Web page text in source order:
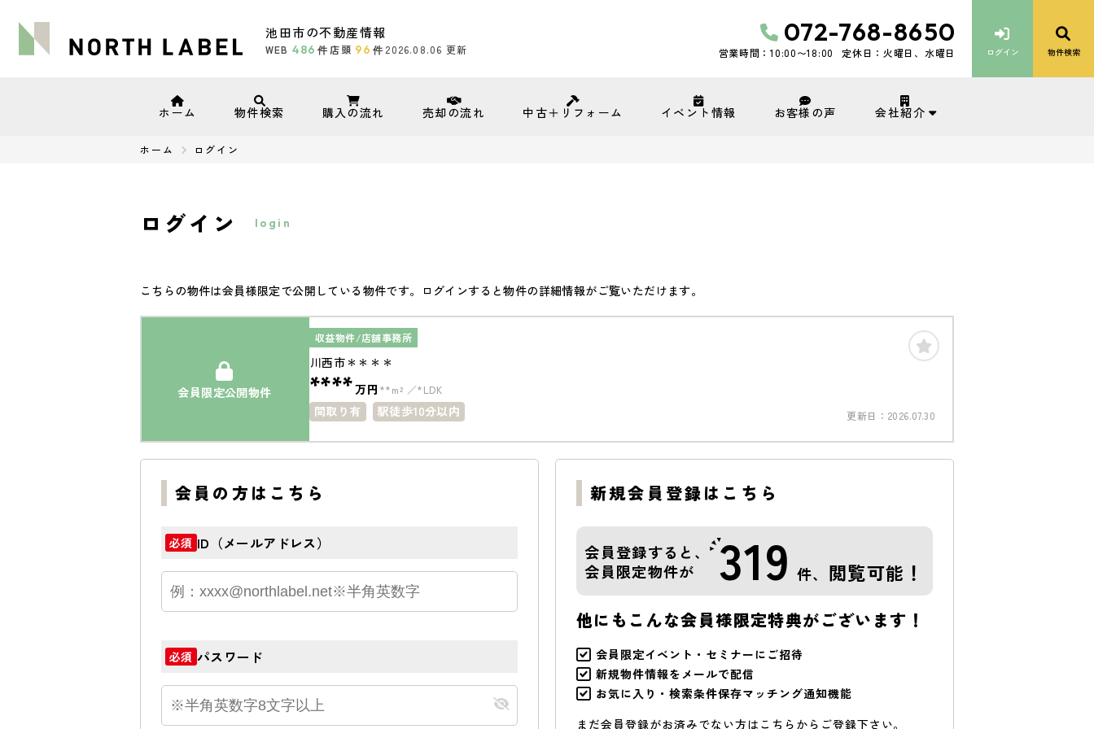
池田市の不動産情報
WEB 486 件 店頭 96 件 2026.08.06 更新
072-768-8650
営業時間：10:00〜18:00 定休日：火曜日、水曜日 ログイン 物件検索
ホーム 物件検索 購入の流れ 売却の流れ 中古＋リフォーム イベント情報 お客様の声 会社紹介
ホーム ログイン
ログイン login
こちらの物件は会員様限定で公開している物件です。ログインすると物件の詳細情報がご覧いただけます。
会員限定公開物件
収益物件/店舗事務所
川西市＊＊＊＊
****万円 **m² *LDK
間取り有 駅徒歩10分以内 更新日： 2026.07.30
会員の方はこちら
必須 ID（メールアドレス）
必須 パスワード
新規会員登録はこちら
会員登録すると、
会員限定物件が
319 件、 閲覧可能！
他にもこんな会員様限定特典がございます！
会員限定イベント・セミナーにご招待
新規物件情報をメールで配信
お気に入り・検索条件保存マッチング通知機能
まだ会員登録がお済みでない方はこちらからご登録下さい。